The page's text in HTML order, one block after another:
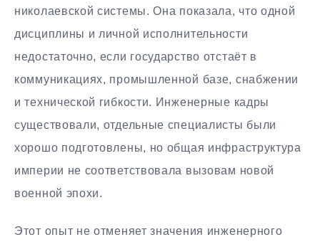
николаевской системы. Она показала, что одной
дисциплины и личной исполнительности
недостаточно, если государство отстаёт в
коммуникациях, промышленной базе, снабжении
и технической гибкости. Инженерные кадры
существовали, отдельные специалисты были
хорошо подготовлены, но общая инфраструктура
империи не соответствовала вызовам новой
военной эпохи.
Этот опыт не отменяет значения инженерного